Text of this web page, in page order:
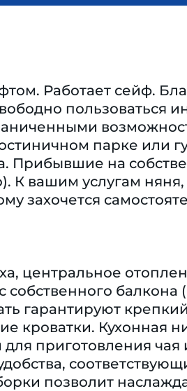
Работает сейф.
пользоваться
парке или
Прибывшие на
К вашим услугам
захочется
центральное
гарантируют
кроватки. Кухонная
приготовления чая
позволит